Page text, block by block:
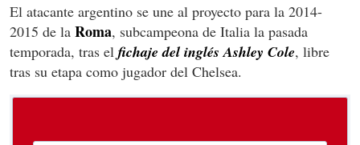
El atacante argentino se une al proyecto para la 2014-
2015 de la Roma, subcampeona de Italia la pasada
temporada, tras el fichaje del inglés Ashley Cole, libre
tras su etapa como jugador del Chelsea.